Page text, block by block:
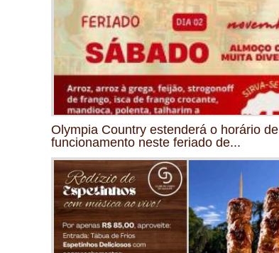
Olympia Country estenderá o horário de
funcionamento neste feriado de...